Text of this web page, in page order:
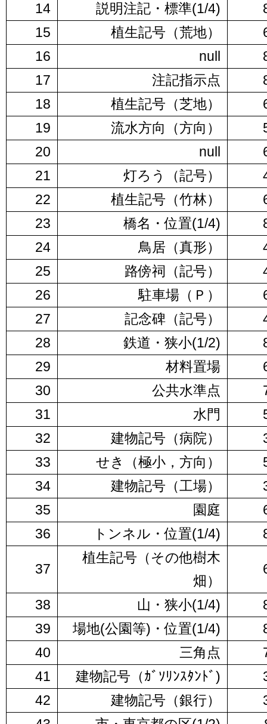
14
説明注記・標準(1/4)
15
植生記号（荒地）
16
null
17
注記指示点
18
植生記号（芝地）
19
流水方向（方向）
20
null
21
灯ろう（記号）
22
植生記号（竹林）
23
橋名・位置(1/4)
24
鳥居（真形）
25
路傍祠（記号）
26
駐車場（Ｐ）
27
記念碑（記号）
28
鉄道・狭小(1/2)
29
材料置場
30
公共水準点
31
水門
32
建物記号（病院）
33
せき（極小，方向）
34
建物記号（工場）
35
園庭
36
トンネル・位置(1/4)
37
植生記号（その他樹木
畑）
38 山・狭小(1/4)
39
場地(公園等)・位置(1/4)
40
三角点
41
建物記号（ｶﾞｿﾘﾝｽﾀﾝﾄﾞ)
42
建物記号（銀行）